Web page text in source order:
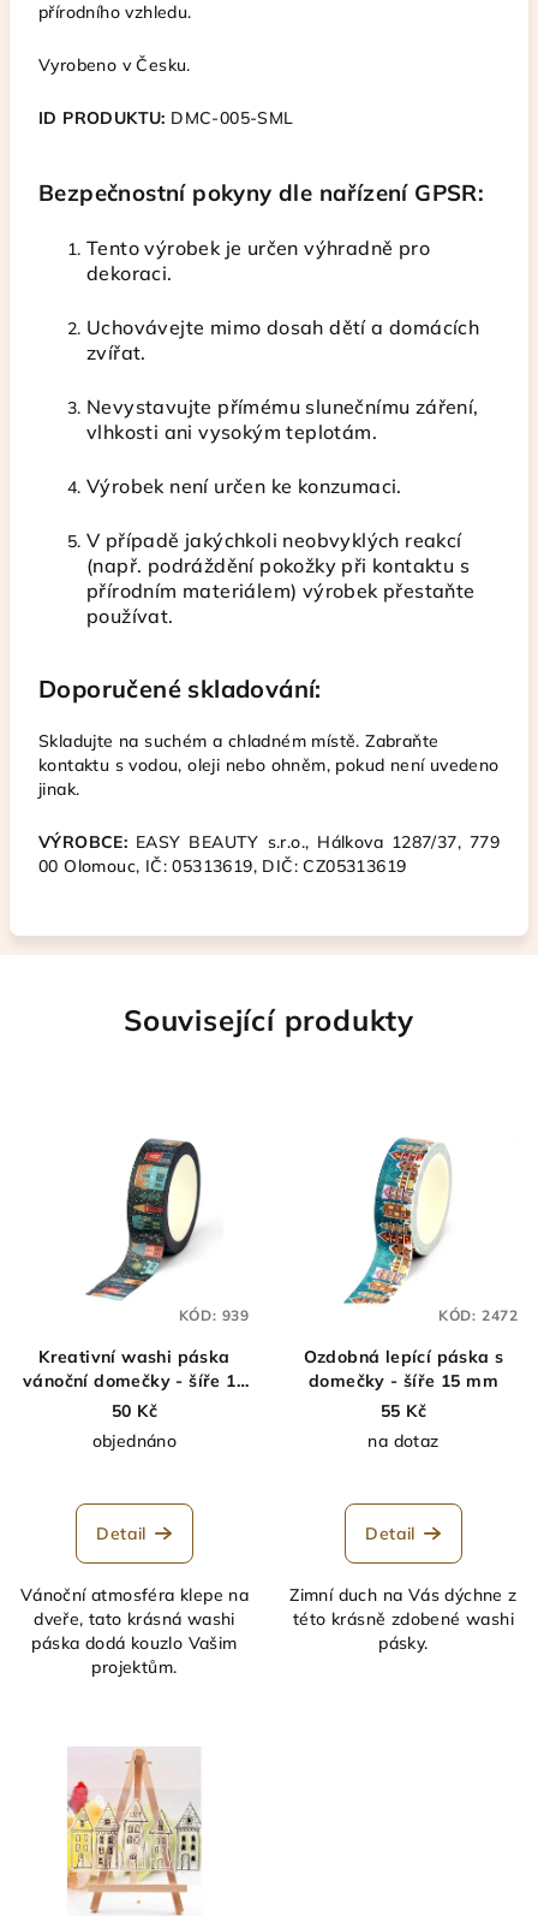
přírodního vzhledu.
Vyrobeno v Česku.
ID PRODUKTU: DMC-005-SML
Bezpečnostní pokyny dle nařízení GPSR:
Tento výrobek je určen výhradně pro
dekoraci.
Uchovávejte mimo dosah dětí a domácích
zvířat.
Nevystavujte přímému slunečnímu záření,
vlhkosti ani vysokým teplotám.
Výrobek není určen ke konzumaci.
V případě jakýchkoli neobvyklých reakcí
(např. podráždění pokožky při kontaktu s
přírodním materiálem) výrobek přestaňte
používat.
Doporučené skladování:
Skladujte na suchém a chladném místě. Zabraňte
kontaktu s vodou, oleji nebo ohněm, pokud není uvedeno
jinak.
VÝROBCE: EASY BEAUTY s.r.o., Hálkova 1287/37, 779
00 Olomouc, IČ:05313619, DIČ: CZ05313619
Související produkty
Kreativní washi páska
vánoční domečky - šíře 15
mm - páska se vzorem
50 Kč
objednáno
Detail
Vánoční atmosféra klepe na
dveře, tato krásná washi
páska dodá kouzlo Vašim
projektům.
KÓD: 939
Ozdobná lepící páska s
domečky - šíře 15 mm
55 Kč
na dotaz
Detail
Zimní duch na Vás dýchne z
této krásně zdobené washi
pásky.
KÓD: 2472